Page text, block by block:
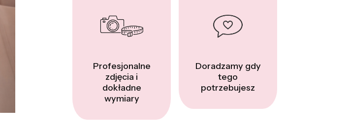
Profesjonalne
zdjęcia i
dokładne
wymiary
Doradzamy gdy
tego
potrzebujesz